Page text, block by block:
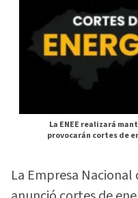
La ENEE realizará
provocarán cortes de
La Empresa Nacional